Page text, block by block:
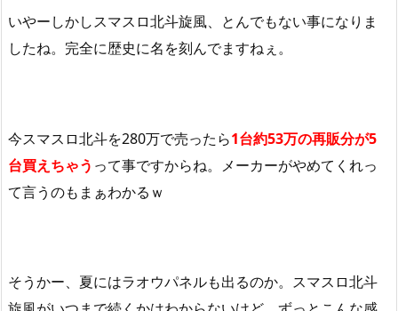
いやーしかしスマスロ北斗旋風、とんでもない事になりま
したね。完全に歴史に名を刻んでますねぇ。
今スマスロ北斗を280万で売ったら1台約53万の再販分が5
台買えちゃう って事ですからね。メーカーがやめてくれっ
て言うのもまぁわかるｗ
そうかー、夏にはラオウパネルも出るのか。スマスロ北斗